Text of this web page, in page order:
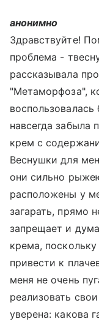
анонимно
Здравствуйте!
проблема -
рассказывала
"Метаморфоза",
воспользовалась
навсегда забыла
крем с
Веснушки для
они сильно
расположены у
загарать, прямо
запрещает и
крема,
привести к
меня не очень
реализовать
уверена: какова